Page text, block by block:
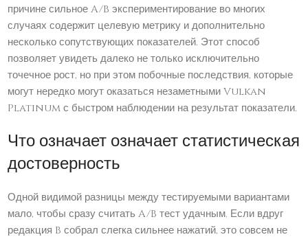
причине сильное A/B экспериментирование во многих
случаях содержит целевую метрику и дополнительно
несколько сопутствующих показателей. Этот способ
позволяет увидеть далеко не только исключительно
точечное рост, но при этом побочные последствия, которые
могут нередко могут оказаться незаметными Vulkan
Platinum с быстром наблюдении на результат показатели.
Что означает означает статистическая
достоверность
Одной видимой разницы между тестируемыми вариантами
мало, чтобы сразу считать A/B тест удачным. Если вдруг
редакция B собрал слегка сильнее нажатий, это совсем не